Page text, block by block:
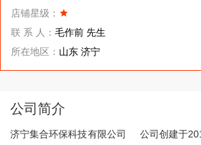
店铺星级：
联 系 人： 毛作前 先生
所在地区： 山东 济宁
公司简介
济宁集合环保科技有限公司 公司创建于